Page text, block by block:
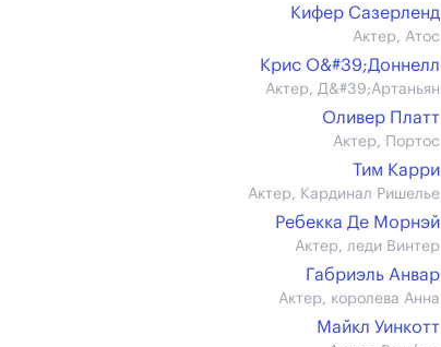
Кифер Сазерленд
Актер, Атос
Крис О&#39;Доннелл
Актер, Д&#39;Артаньян
Оливер Платт
Актер, Портос
Тим Карри
Актер, Кардинал Ришелье
Ребекка Де Морнэй
Актер, леди Винтер
Габриэль Анвар
Актер, королева Анна
Майкл Уинкотт